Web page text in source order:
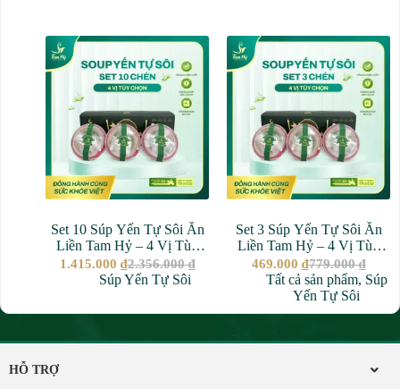
Set 10 Súp Yến Tự Sôi Ăn
Liền Tam Hỷ – 4 Vị Tùy
Chọn – 100% Yến Nguyên
Chất
2.356.000₫
1.415.000 ₫
Súp Yến Tự Sôi
Set 3 Súp Yến Tự Sôi Ăn
Liền Tam Hỷ – 4 Vị Tùy
Chọn – 100% Yến Nguyên
Chất
779.000₫
469.000 ₫
Tất cả sản phẩm, Súp
Yến Tự Sôi
HỖ TRỢ